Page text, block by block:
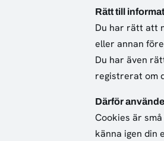
Rätt till
Du har rätt att
eller annan
Du har även
registrerat om
Därför
Cookies är
känna igen din